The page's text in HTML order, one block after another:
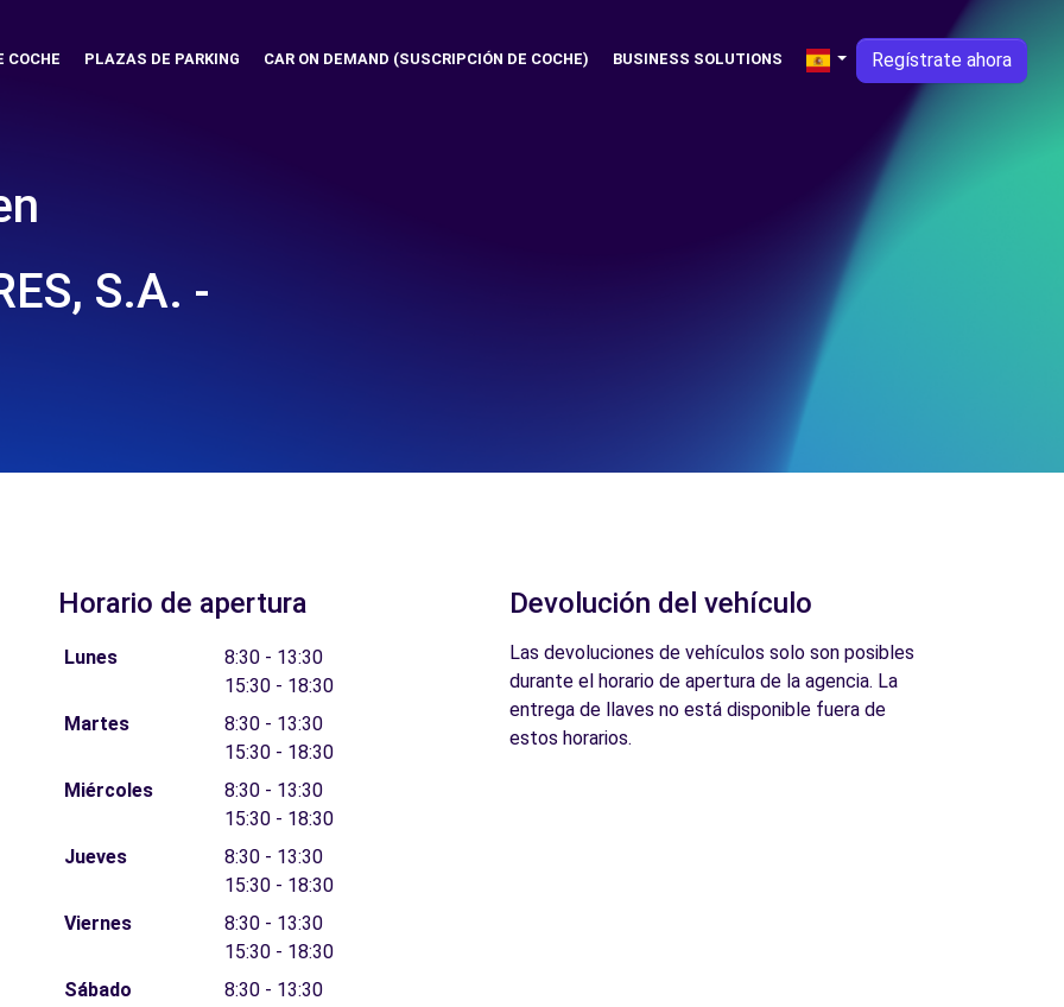
COCHE PLAZAS DE PARKING CAR ON DEMAND (SUSCRIPCIÓN DE COCHE) BUSINESS SOLUTIONS Regístrate ahora
S.A. -
Horario de apertura
Lunes
8:30 - 13:30
15:30 - 18:30
Martes
8:30 - 13:30
15:30 - 18:30
Miércoles
8:30 - 13:30
15:30 - 18:30
Jueves
8:30 - 13:30
15:30 - 18:30
Viernes
8:30 - 13:30
15:30 - 18:30
Sábado
8:30 - 13:30
Devolución del vehículo
Las devoluciones de vehículos solo son posibles
durante el horario de apertura de la agencia. La
entrega de llaves no está disponible fuera de
estos horarios.